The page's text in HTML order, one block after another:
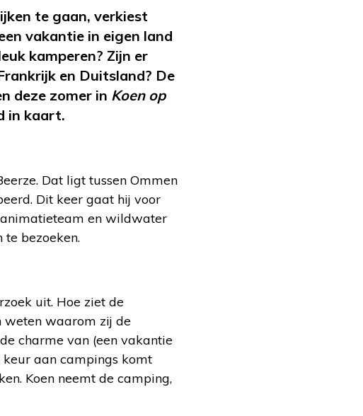
te gaan, verkiest
vakantie in eigen land
kamperen? Zijn er
en Duitsland? De
deze zomer in Koen op
in kaart.
Dat ligt tussen Ommen
Dit keer gaat hij voor
en wildwater
bezoeken.
uit. Hoe ziet de
weten waarom zij de
charme van (een vakantie
keur aan campings komt
Koen neemt de camping,